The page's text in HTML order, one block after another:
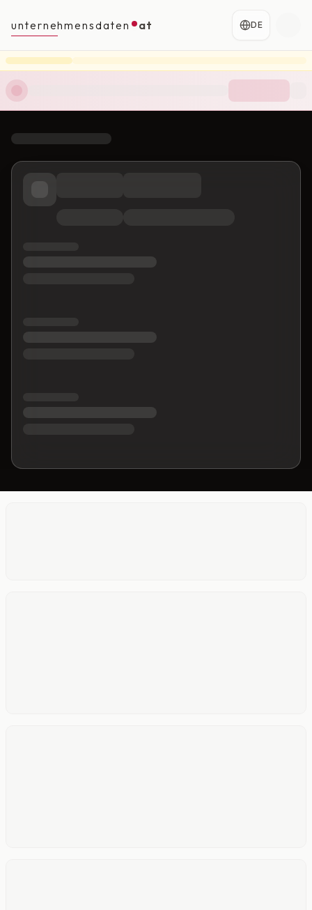
unternehmensdaten at DE